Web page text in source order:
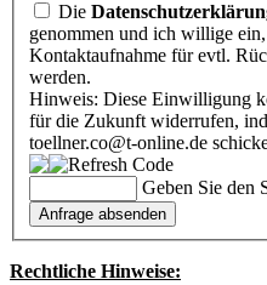
Die
genommen und ich willige
Kontaktaufnahme für evtl.
werden.
Hinweis: Diese Einwilligung
für die Zukunft widerrufen,
toellner.co@t-online.de
Geben Sie den
Rechtliche Hinweise: